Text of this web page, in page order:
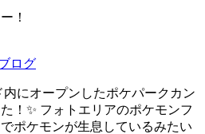
ログ
内にオープンしたポケパークカン
！✨ フォトエリアのポケモンフ
ポケモンが生息しているみたい